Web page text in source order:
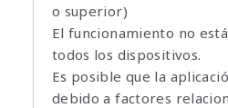
o superior)
El funcionamiento no
todos los dispositivos.
Es posible que la
debido a factores